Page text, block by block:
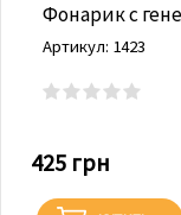
Фонарик с
Артикул: 1423
425 грн